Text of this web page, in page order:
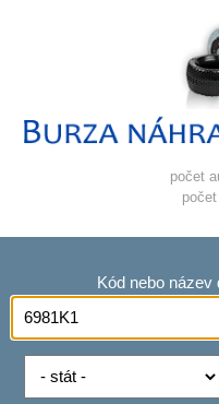
počet
Kód nebo